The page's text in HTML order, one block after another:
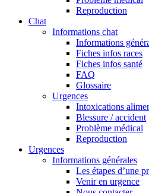
Reproduction
Chat
Informations chat
Informations
Fiches infos races
Fiches infos santé
FAQ
Glossaire
Urgences
Intoxications
Blessure / accident
Problème médical
Reproduction
Urgences
Informations générales
Les étapes d’une
Venir en urgence